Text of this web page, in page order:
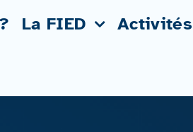
La FIED Activités